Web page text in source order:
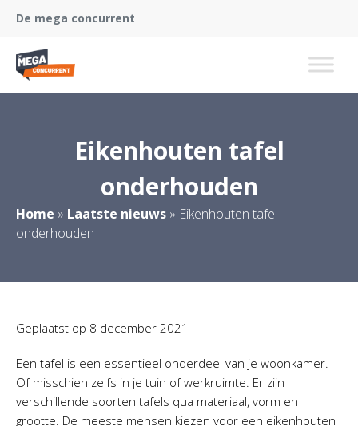
De mega concurrent
Eikenhouten tafel
onderhouden
Home » Laatste nieuws » Eikenhouten tafel
onderhouden
Geplaatst op 8 december 2021
Een tafel is een essentieel onderdeel van je woonkamer.
Of misschien zelfs in je tuin of werkruimte. Er zijn
verschillende soorten tafels qua materiaal, vorm en
grootte. De meeste mensen kiezen voor een eikenhouten